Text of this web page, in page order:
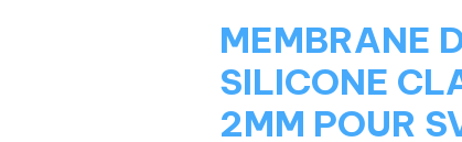
MEMBRANE
SILICONE
2MM POUR